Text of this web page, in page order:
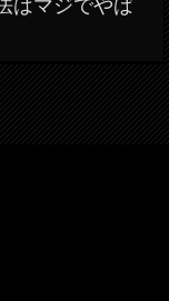
はマジでやば